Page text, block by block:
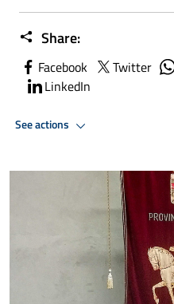
Share:
Facebook Twitter
LinkedIn
See actions